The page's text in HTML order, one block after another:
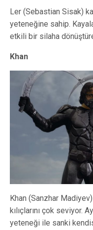
Ler (Sebastian Sisak)
yeteneğine sahip.
etkili bir silaha
Khan
Khan (Sanzhar
kılıçlarını çok seviyor.
yeteneği ile sanki